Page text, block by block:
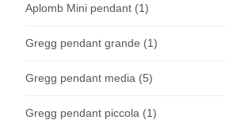
Aplomb Mini pendant (1)
Gregg pendant grande (1)
Gregg pendant media (5)
Gregg pendant piccola (1)